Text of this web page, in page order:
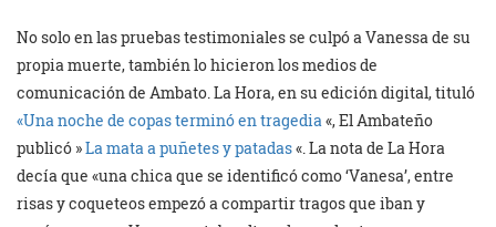
No solo en las pruebas testimoniales se culpó a Vanessa de su
propia muerte, también lo hicieron los medios de
comunicación de Ambato. La Hora, en su edición digital, tituló
«Una noche de copas terminó en tragedia«, El Ambateño
publicó »La mata a puñetes y patadas«. La nota de La Hora
decía que «una chica que se identificó como ‘Vanesa’, entre
risas y coqueteos empezó a compartir tragos que iban y